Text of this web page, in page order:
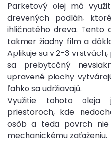
Parketový olej má
drevených podláh,
ihličnatého dreva. Tento
takmer žiadny film a
Aplikuje sa v 2-3
sa prebytočný
upravené plochy
ľahko sa udržiavajú.
Využitie tohoto
priestoroch, kde
osôb a teda povrch nie
mechanickému zaťaženiu.